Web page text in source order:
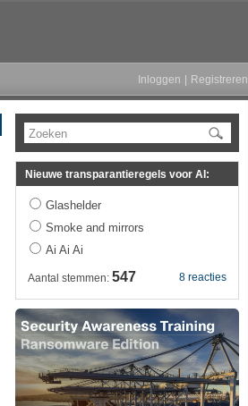
Inloggen Registreren
Zoeken
Nieuwe transparantieregels voor AI:
Glashelder
Smoke and mirrors
Ai Ai Ai
8 reacties
Aantal stemmen: 547